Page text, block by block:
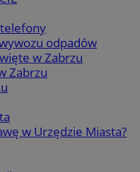
odpadów
w Zabrzu
Zabrzu
w Urzędzie Miasta?